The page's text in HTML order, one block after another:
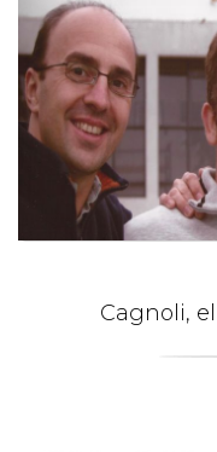
Cagnoli,